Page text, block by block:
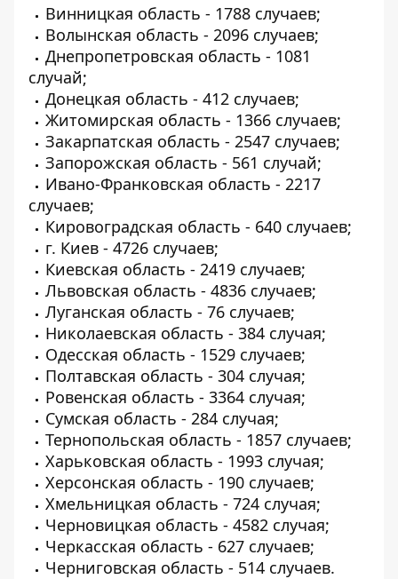
Винницкая область - 1788 случаев;
Волынская область - 2096 случаев;
Днепропетровская область - 1081
случай;
Донецкая область - 412 случаев;
Житомирская область - 1366 случаев;
Закарпатская область - 2547 случаев;
Запорожская область - 561 случай;
Ивано-Франковская область - 2217
случаев;
Кировоградская область - 640 случаев;
г. Киев - 4726 случаев;
Киевская область - 2419 случаев;
Львовская область - 4836 случаев;
Луганская область - 76 случаев;
Николаевская область - 384 случая;
Одесская область - 1529 случаев;
Полтавская область - 304 случая;
Ровенская область - 3364 случая;
Сумская область - 284 случая;
Тернопольская область - 1857 случаев;
Харьковская область - 1993 случая;
Херсонская область - 190 случаев;
Хмельницкая область - 724 случая;
Черновицкая область - 4582 случая;
Черкасская область - 627 случаев;
Черниговская область - 514 случаев.